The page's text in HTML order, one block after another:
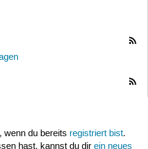
wenn du bereits registriert bist.
hast, kannst du dir ein neues